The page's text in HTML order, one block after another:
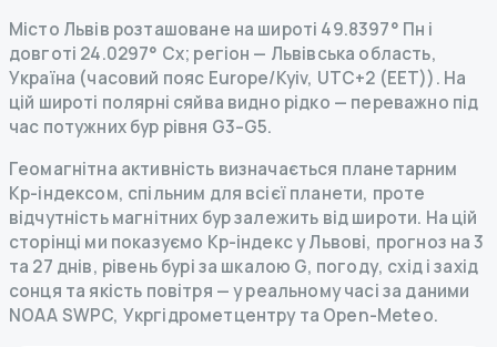
Місто Львів розташоване на широті 49.8397° Пн і
довготі 24.0297° Сх; регіон — Львівська область,
Україна (часовий пояс Europe/Kyiv, UTC+2 (EET)). На
цій широті полярні сяйва видно рідко — переважно під
час потужних бур рівня G3–G5.
Геомагнітна активність визначається планетарним
Kp-індексом, спільним для всієї планети, проте
відчутність магнітних бур залежить від широти. На цій
сторінці ми показуємо Kp-індекс у Львові, прогноз на 3
та 27 днів, рівень бурі за шкалою G, погоду, схід і захід
сонця та якість повітря — у реальному часі за даними
NOAA SWPC, Укргідрометцентру та Open-Meteo.